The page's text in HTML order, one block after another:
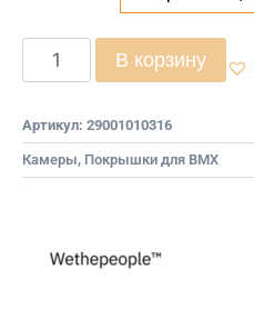
В корзину
Артикул: 29001010316
Камеры, Покрышки для BMX